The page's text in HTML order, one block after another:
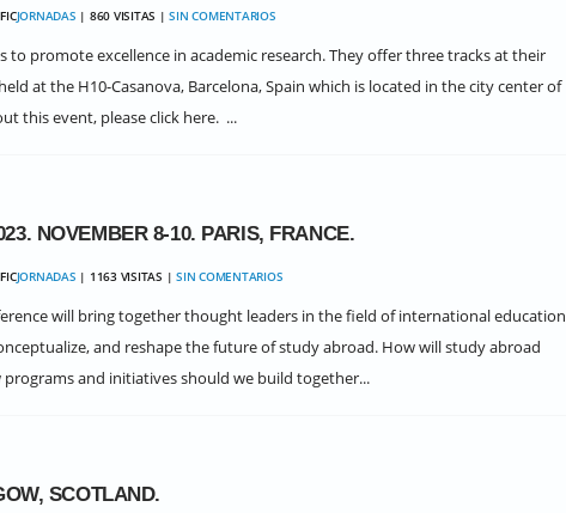
JORNADAS | 860 VISITAS |SIN COMENTARIOS
to promote excellence in academic research. They offer three tracks at their
at the H10-Casanova, Barcelona, Spain which is located in the city center of
this event, please click here. ...
NOVEMBER 8-10. PARIS, FRANCE.
JORNADAS | 1163 VISITAS | SIN COMENTARIOS
will bring together thought leaders in the field of international education
and reshape the future of study abroad. How will study abroad
and initiatives should we build together...
SCOTLAND.